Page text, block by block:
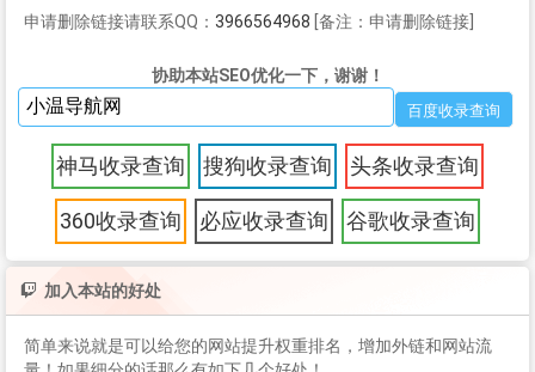
申请删除链接请联系QQ： 3966564968 [备注：申请删除链接]
协助本站SEO优化一下，谢谢！
神马收录查询 搜狗收录查询 头条收录查询
360收录查询 必应收录查询 谷歌收录查询
加入本站的好处
简单来说就是可以给您的网站提升权重排名，增加外链和网站流